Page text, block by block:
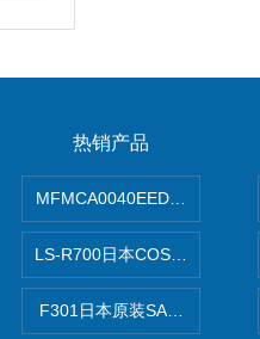
热销产品
MFMCA0040EED-H日本
LS-R700日本COSMO科斯莫
F301日本原装SANAI三爱旋